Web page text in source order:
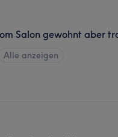
Salon gewohnt aber
Alle anzeigen